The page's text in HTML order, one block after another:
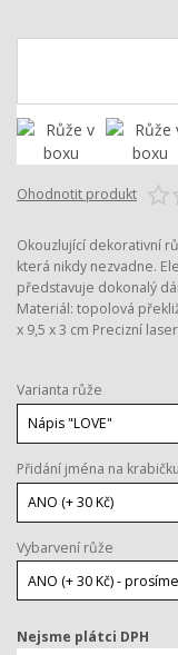
Ohodnotit produkt
Okouzlující dekorativní
která nikdy nezvadne.
představuje dokonalý
Materiál: topolová
x 9,5 x 3 cm Precizní
Varianta růže
Přidání jména na krabičku
Vybarvení růže
Nejsme plátci DPH